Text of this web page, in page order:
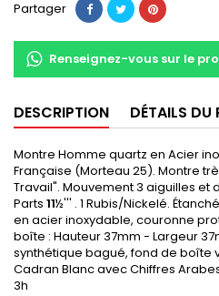
Partager
Renseignez-vous sur le
DESCRIPTION DÉTAILS DU
Montre Homme quartz en Acier
Française (Morteau 25). Montre
Travail". Mouvement 3 aiguilles et
Parts 11½''' . 1 Rubis/Nickelé.
en acier inoxydable, couronne
boîte : Hauteur 37mm - Largeur
synthétique bagué, fond de boîte
Cadran Blanc avec Chiffres
3h